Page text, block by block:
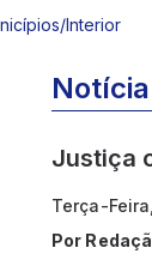
/Interior
Notícia
Justiça
Terça-
Por